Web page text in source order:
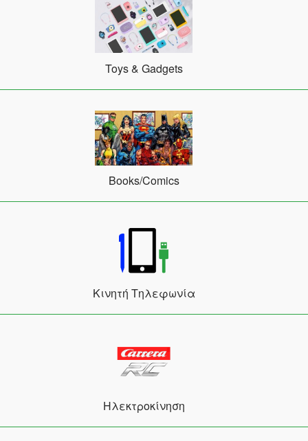
Toys & Gadgets
Books/Comics
Κινητή Τηλεφωνία
Ηλεκτροκίνηση